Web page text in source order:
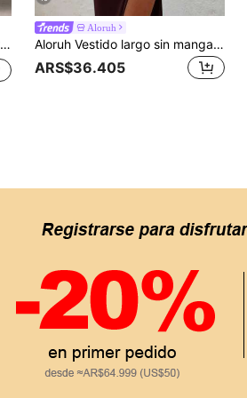
Glimmora Vestido de moda para mujer con volantes, ribete de encaje, tirantes finos y estampado completo
Aloruh
Aloruh Vestido largo sin mangas y sin espalda de color marrón oscuro para mujer, ropa de playa y resort de fiesta de los 70 con abertura alta y diseño calado, vestido ajustado de encaje bohemio tropical
ARS$36.405
EN APP